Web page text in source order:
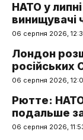
НАТО у
винищувачі
06 серпня 2026,
Лондон
російських
06 серпня 2026,
Рютте:
подальше
06 серпня 2026,